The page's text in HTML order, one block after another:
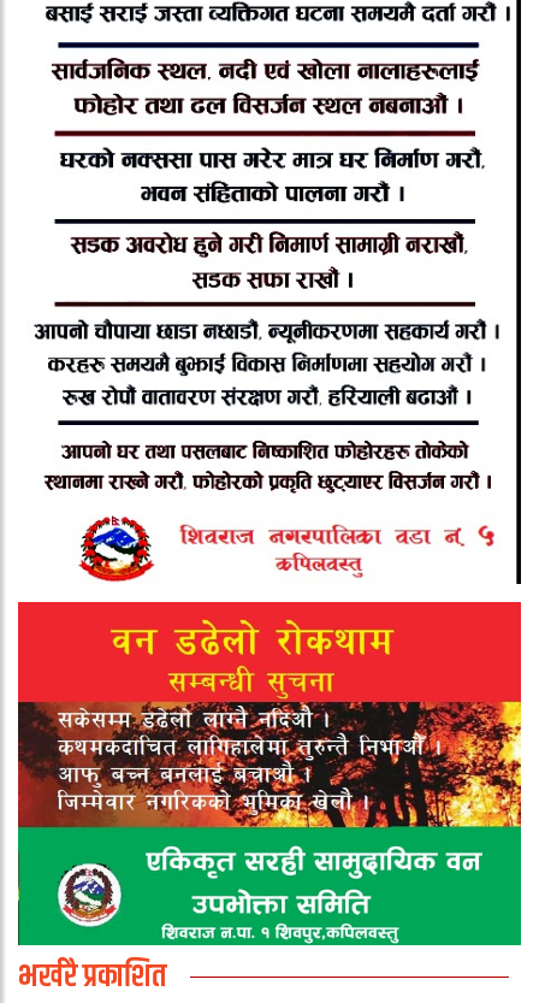
भर्खरै प्रकाशित